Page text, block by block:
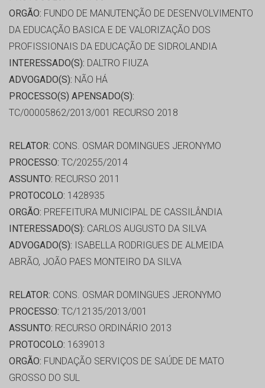
ORGÃO: FUNDO DE MANUTENÇÃO DE DESENVOLVIMENTO
DA EDUCAÇÃO BASICA E DE VALORIZAÇÃO DOS
PROFISSIONAIS DA EDUCAÇÃO DE SIDROLANDIA
INTERESSADO(S): DALTRO FIUZA
ADVOGADO(S): NÃO HÁ
PROCESSO(S) APENSADO(S):
TC/00005862/2013/001 RECURSO 2018
RELATOR: CONS. OSMAR DOMINGUES JERONYMO
PROCESSO: TC/20255/2014
ASSUNTO: RECURSO 2011
PROTOCOLO: 1428935
ORGÃO: PREFEITURA MUNICIPAL DE CASSILÂNDIA
INTERESSADO(S): CARLOS AUGUSTO DA SILVA
ADVOGADO(S): ISABELLA RODRIGUES DE ALMEIDA
ABRÃO, JOÃO PAES MONTEIRO DA SILVA
RELATOR: CONS. OSMAR DOMINGUES JERONYMO
PROCESSO: TC/12135/2013/001
ASSUNTO: RECURSO ORDINÁRIO 2013
PROTOCOLO: 1639013
ORGÃO: FUNDAÇÃO SERVIÇOS DE SAÚDE DE MATO
GROSSO DO SUL